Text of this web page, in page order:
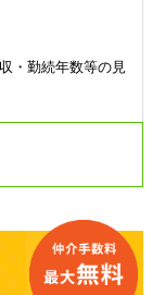
・勤続年数等の見